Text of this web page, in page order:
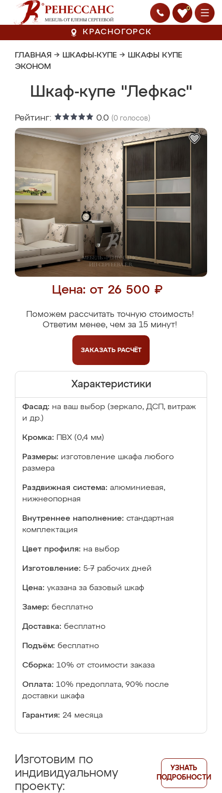
0
КРАСНОГОРСК
ГЛАВНАЯ → ШКАФЫ-КУПЕ → ШКАФЫ КУПЕ
ЭКОНОМ
Шкаф-купе "Лефкас"
Рейтинг: 0.0 (0 голосов)
Цена: от 26 500 ₽
Поможем рассчитать точную стоимость!
Ответим менее, чем за 15 минут!
ЗАКАЗАТЬ РАСЧЁТ
Характеристики
Фасад: на ваш выбор (зеркало, ДСП, витраж
и др.)
Кромка: ПВХ (0,4 мм)
Размеры: изготовление шкафа любого
размера
Раздвижная система: алюминиевая,
нижнеопорная
Внутреннее наполнение: стандартная
комплектация
Цвет профиля: на выбор
Изготовление: 5-7 рабочих дней
Цена: указана за базовый шкаф
Замер: бесплатно
Доставка: бесплатно
Подъём: бесплатно
Сборка: 10% от стоимости заказа
Оплата: 10% предоплата, 90% после
доставки шкафа
Гарантия: 24 месяца
Изготовим по
индивидуальному
проекту:
УЗНАТЬ
ПОДРОБНОСТИ